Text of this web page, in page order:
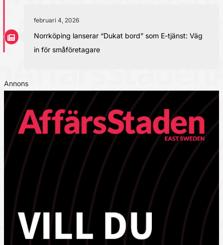
februari 4, 2026
Norrköping lanserar “Dukat bord” som E-tjänst: Väg
in för småföretagare
Annons